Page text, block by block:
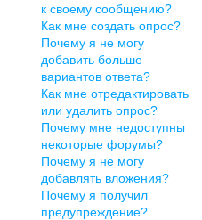
к своему сообщению?
Как мне создать опрос?
Почему я не могу
добавить больше
вариантов ответа?
Как мне отредактировать
или удалить опрос?
Почему мне недоступны
некоторые форумы?
Почему я не могу
добавлять вложения?
Почему я получил
предупреждение?